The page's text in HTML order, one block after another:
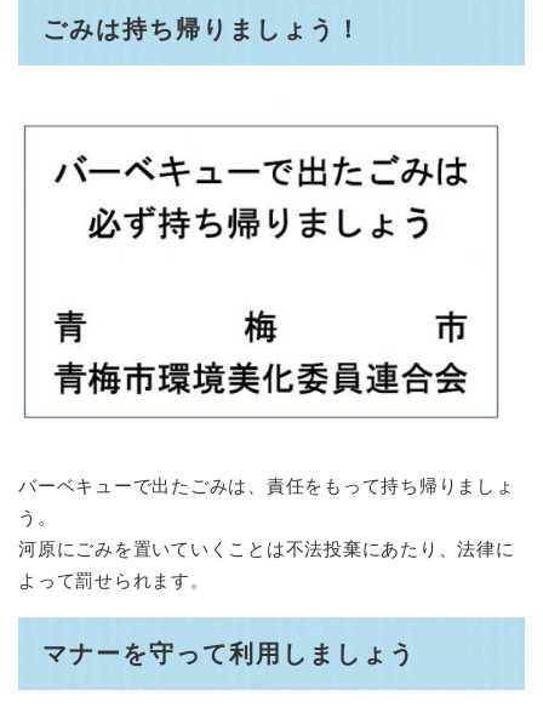
ごみは持ち帰りましょう！
バーベキューで出たごみは、責任をもって持ち帰りましょ
う。
河原にごみを置いていくことは不法投棄にあたり、法律に
よって罰せられます。
マナーを守って利用しましょう